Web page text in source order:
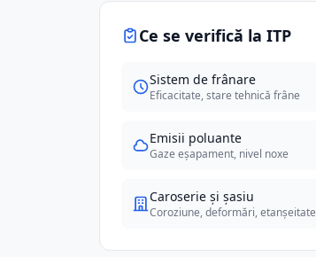
Ce se verifică la ITP
Sistem de frânare
Eficacitate, stare tehnică frâne
Emisii poluante
Gaze eșapament, nivel noxe
Caroserie și șasiu
Coroziune, deformări, etanșeitate